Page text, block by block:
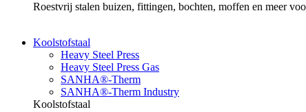
Roestvrij stalen buizen, fittingen, bochten, moffen en meer
Koolstofstaal
Heavy Steel Press
Heavy Steel Press Gas
SANHA®-Therm
SANHA®-Therm Industry
Koolstofstaal